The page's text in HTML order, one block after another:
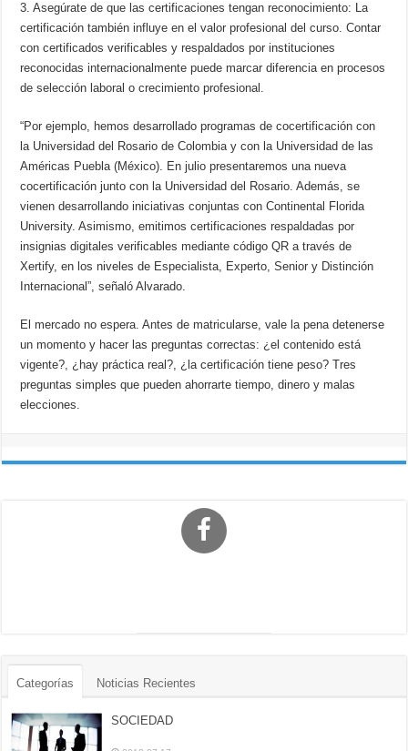
3. Asegúrate de que las certificaciones tengan reconocimiento: La
certificación también influye en el valor profesional del curso. Contar
con certificados verificables y respaldados por instituciones
reconocidas internacionalmente puede marcar diferencia en procesos
de selección laboral o crecimiento profesional.
“Por ejemplo, hemos desarrollado programas de cocertificación con
la Universidad del Rosario de Colombia y con la Universidad de las
Américas Puebla (México). En julio presentaremos una nueva
cocertificación junto con la Universidad del Rosario. Además, se
vienen desarrollando iniciativas conjuntas con Continental Florida
University. Asimismo, emitimos certificaciones respaldadas por
insignias digitales verificables mediante código QR a través de
Xertify, en los niveles de Especialista, Experto, Senior y Distinción
Internacional”, señaló Alvarado.
El mercado no espera. Antes de matricularse, vale la pena detenerse
un momento y hacer las preguntas correctas: ¿el contenido está
vigente?, ¿hay práctica real?, ¿la certificación tiene peso? Tres
preguntas simples que pueden ahorrarte tiempo, dinero y malas
elecciones.
Categorías Noticias Recientes
SOCIEDAD